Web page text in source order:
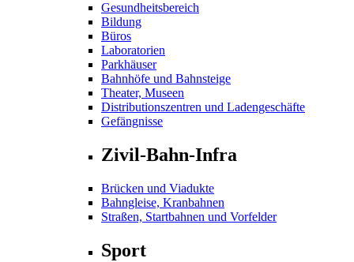
Gesundheitsbereich
Bildung
Büros
Laboratorien
Parkhäuser
Bahnhöfe und Bahnsteige
Theater, Museen
Distributionszentren und Ladengeschäfte
Gefängnisse
Zivil-Bahn-Infra
Brücken und Viadukte
Bahngleise, Kranbahnen
Straßen, Startbahnen und Vorfelder
Sport